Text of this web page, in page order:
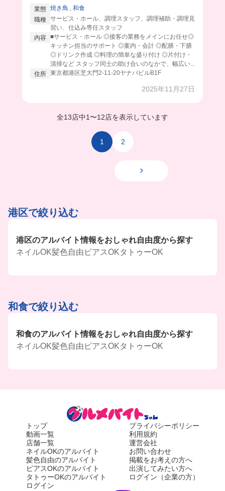
業態 焼き鳥 , 和食
職種 サービス・ホール、調理スタッフ、調理補助・調理見
習い、仕込み専任スタッフ
内容 ■サービス・ホール ◎接客の業務をメインにお任せ◎
キッチン担当のサポート ◎案内・会計 ◎配膳・下膳
◎ドリンク作成 ◎料理の簡単な盛り付け ◎片付け・
清掃など スタッフ同士の助け合いのなかで、幅広い...
住所 東京都港区芝大門2-11-20ヤナバビルB1F
2025年11月27日
全13店中1〜12店を表示しています
1 2
港区で絞り込む
港区のアルバイト情報をおしゃれ自由度から探す
ネイルOK髪色自由 ピアスOKタトゥーOK
和食で絞り込む
和食のアルバイト情報をおしゃれ自由度から探す
ネイルOK髪色自由 ピアスOKタトゥーOK
トップ
動画一覧
店舗一覧
ネイルOKのアルバイト
髪色自由のアルバイト
ピアスOKのアルバイト
タトゥーOKのアルバイト
ログイン
プライバシーポリシー
利用規約
運営会社
お問い合わせ
掲載をお考えの方へ
出演してみたい方へ
ログイン（企業の方）